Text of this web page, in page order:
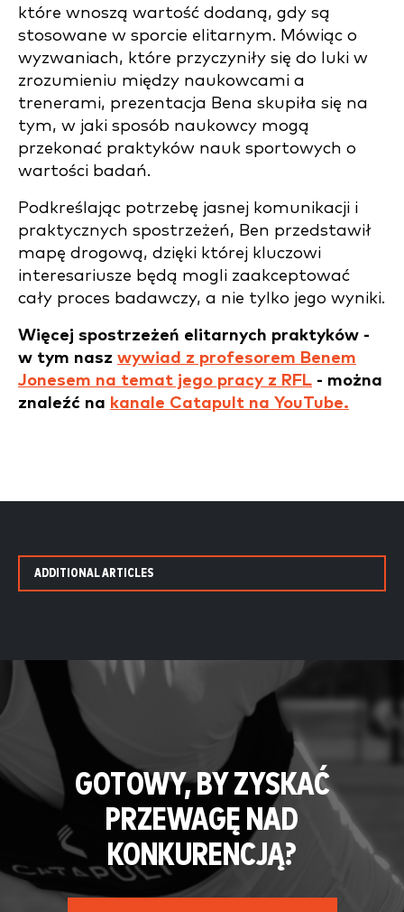
które wnoszą wartość dodaną, gdy są
stosowane w sporcie elitarnym. Mówiąc o
wyzwaniach, które przyczyniły się do luki w
zrozumieniu między naukowcami a
trenerami, prezentacja Bena skupiła się na
tym, w jaki sposób naukowcy mogą
przekonać praktyków nauk sportowych o
wartości badań.
Podkreślając potrzebę jasnej komunikacji i
praktycznych spostrzeżeń, Ben przedstawił
mapę drogową, dzięki której kluczowi
interesariusze będą mogli zaakceptować
cały proces badawczy, a nie tylko jego wyniki.
Więcej spostrzeżeń elitarnych praktyków -
w tym nasz wywiad z profesorem Benem
Jonesem na temat jego pracy z RFL - można
znaleźć na kanale Catapult na YouTube.
ADDITIONAL ARTICLES
GOTOWY, BY ZYSKAĆ
PRZEWAGĘ NAD
KONKURENCJĄ?